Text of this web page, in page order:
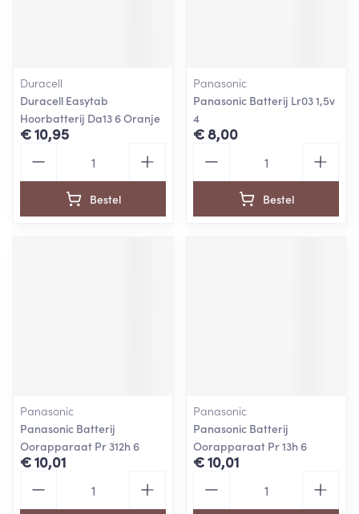
Duracell
Duracell Easytab
Hoorbatterij Da13 6 Oranje
€ 10,95
Bestel
Panasonic
Panasonic Batterij Lr03 1,5v
4
€ 8,00
Bestel
Panasonic
Panasonic Batterij
Oorapparaat Pr 312h 6
€ 10,01
Panasonic
Panasonic Batterij
Oorapparaat Pr 13h 6
€ 10,01